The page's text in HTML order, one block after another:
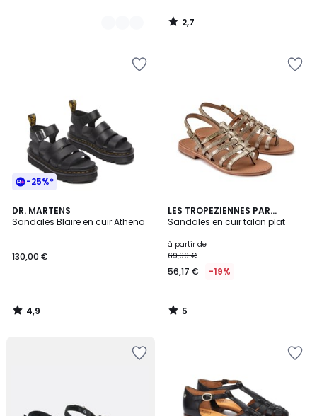
2,7
/
-25%*
DR. MARTENS
Sandales Blaire en cuir Athena
130,00 €
4,9
/ 5
4,9
/
LES TROPEZIENNES PAR
M.BELARBI
Sandales en cuir talon plat
à partir de
69,90 €
56,17 € -19%
5
/
5
/